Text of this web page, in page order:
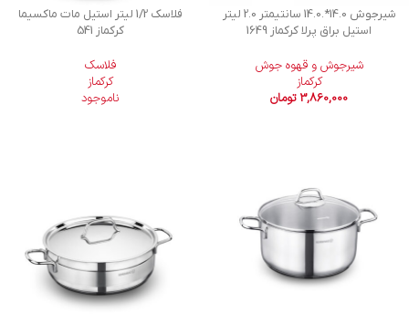
شیرجوش 14.0*.14.0 سانتیمتر 2.0 لیتر
استیل براق پرلا کرکماز 1649
شیرجوش و قهوه جوش
کرکماز
3,860,000 تومان
فلاسك 1/2 ليتر استيل مات ماكسيما
کرکماز 541
فلاسک
کرکماز
ناموجود